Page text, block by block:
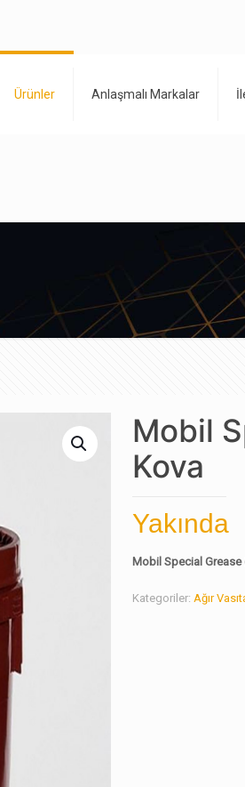
Ürünler Anlaşmalı Markalar
Mobil
Kova
Yakında
Mobil Special Grease
Kategoriler: Ağır